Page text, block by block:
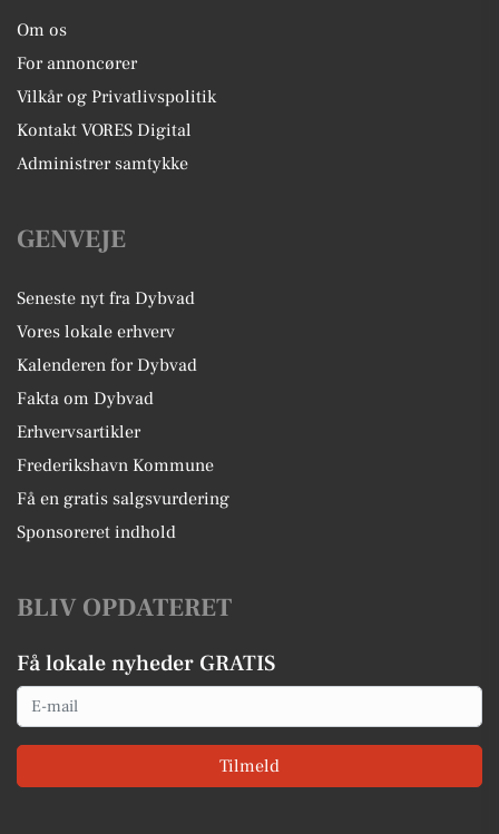
Om os
For annoncører
Vilkår og Privatlivspolitik
Kontakt VORES Digital
Administrer samtykke
GENVEJE
Seneste nyt fra Dybvad
Vores lokale erhverv
Kalenderen for Dybvad
Fakta om Dybvad
Erhvervsartikler
Frederikshavn Kommune
Få en gratis salgsvurdering
Sponsoreret indhold
BLIV OPDATERET
Få lokale nyheder GRATIS
Email
Tilmeld